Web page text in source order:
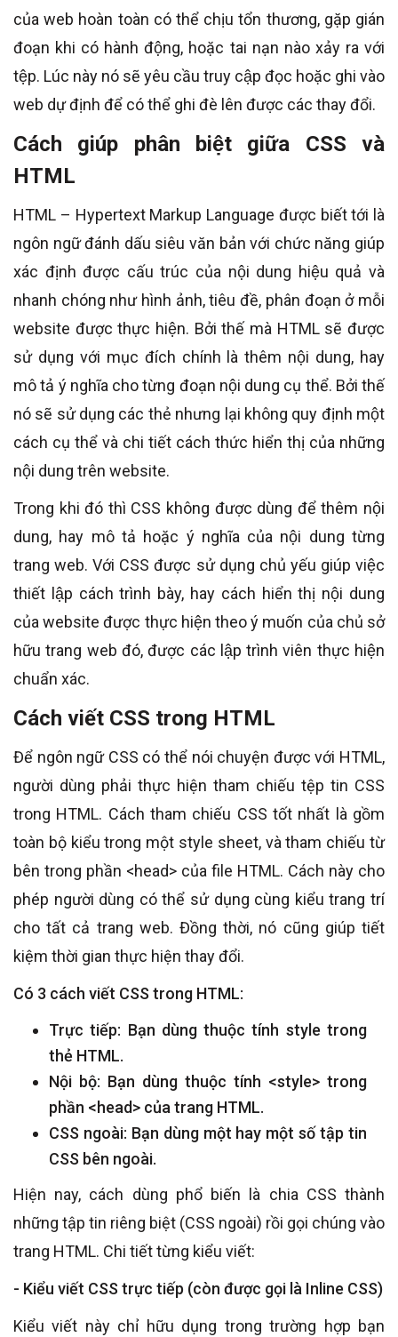
của web hoàn toàn có thể chịu tổn thương, gặp gián
đoạn khi có hành động, hoặc tai nạn nào xảy ra với
tệp. Lúc này nó sẽ yêu cầu truy cập đọc hoặc ghi vào
web dự định để có thể ghi đè lên được các thay đổi.
Cách giúp phân biệt giữa CSS và
HTML
HTML – Hypertext Markup Language được biết tới là
ngôn ngữ đánh dấu siêu văn bản với chức năng giúp
xác định được cấu trúc của nội dung hiệu quả và
nhanh chóng như hình ảnh, tiêu đề, phân đoạn ở mỗi
website được thực hiện. Bởi thế mà HTML sẽ được
sử dụng với mục đích chính là thêm nội dung, hay
mô tả ý nghĩa cho từng đoạn nội dung cụ thể. Bởi thế
nó sẽ sử dụng các thẻ nhưng lại không quy định một
cách cụ thể và chi tiết cách thức hiển thị của những
nội dung trên website.
Trong khi đó thì CSS không được dùng để thêm nội
dung, hay mô tả hoặc ý nghĩa của nội dung từng
trang web. Với CSS được sử dụng chủ yếu giúp việc
thiết lập cách trình bày, hay cách hiển thị nội dung
của website được thực hiện theo ý muốn của chủ sở
hữu trang web đó, được các lập trình viên thực hiện
chuẩn xác.
Cách viết CSS trong HTML
Để ngôn ngữ CSS có thể nói chuyện được với HTML,
người dùng phải thực hiện tham chiếu tệp tin CSS
trong HTML. Cách tham chiếu CSS tốt nhất là gồm
toàn bộ kiểu trong một style sheet, và tham chiếu từ
bên trong phần <head> của file HTML. Cách này cho
phép người dùng có thể sử dụng cùng kiểu trang trí
cho tất cả trang web. Đồng thời, nó cũng giúp tiết
kiệm thời gian thực hiện thay đổi.
Có 3 cách viết CSS trong HTML:
Trực tiếp: Bạn dùng thuộc tính style trong
thẻ HTML.
Nội bộ: Bạn dùng thuộc tính <style> trong
phần <head> của trang HTML.
CSS ngoài: Bạn dùng một hay một số tập tin
CSS bên ngoài.
Hiện nay, cách dùng phổ biến là chia CSS thành
những tập tin riêng biệt (CSS ngoài) rồi gọi chúng vào
trang HTML. Chi tiết từng kiểu viết:
- Kiểu viết CSS trực tiếp (còn được gọi là Inline CSS)
Kiểu viết này chỉ hữu dụng trong trường hợp bạn